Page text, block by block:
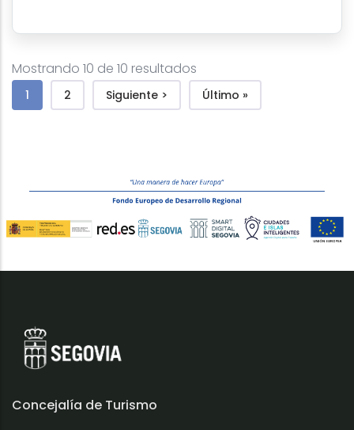
Mostrando 10 de 10 resultados
Paginación
Página actual
1 Page
2 Siguiente página
Siguiente > Última página
Último »
Concejalía de Turismo